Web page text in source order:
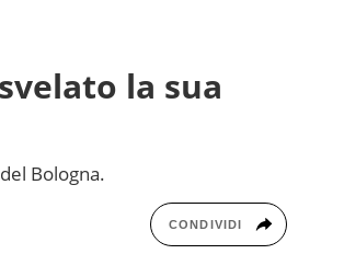
la sua
Bologna.
CONDIVIDI